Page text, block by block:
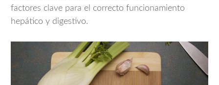
factores clave para el correcto funcionamiento
hepático y digestivo.